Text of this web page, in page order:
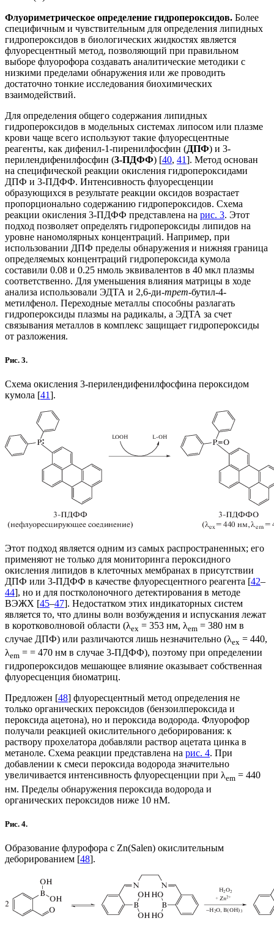
Флуориметрическое определение гидропероксидов. Более
специфичным и чувствительным для определения липидных
гидропероксидов в биологических жидкостях является
флуоресцентный метод, позволяющий при правильном
выборе флуорофора создавать аналитические методики с
низкими пределами обнаружения или же проводить
достаточно тонкие исследования биохимических
взаимодействий.
Для определения общего содержания липидных
гидропероксидов в модельных системах липосом или плазме
крови чаще всего используют такие флуоресцентные
реагенты, как дифенил-1-пиренилфосфин (ДПФ) и 3-
перилендифенилфосфин (3-ПДФФ) [40, 41]. Метод основан
на специфической реакции окисления гидропероксидами
ДПФ и 3-ПДФФ. Интенсивность флуоресценции
образующихся в результате реакции оксидов возрастает
пропорционально содержанию гидропероксидов. Схема
реакции окисления 3-ПДФФ представлена на рис. 3. Этот
подход позволяет определять гидропероксиды липидов на
уровне наномолярных концентраций. Например, при
использовании ДПФ пределы обнаружения и нижняя граница
определяемых концентраций гидропероксида кумола
составили 0.08 и 0.25 нмоль эквивалентов в 40 мкл плазмы
соответственно. Для уменьшения влияния матрицы в ходе
анализа использовали ЭДТА и 2,6-ди-трет-бутил-4-
метилфенол. Переходные металлы способны разлагать
гидропероксиды плазмы на радикалы, а ЭДТА за счет
связывания металлов в комплекс защищает гидропероксиды
от разложения.
Рис. 3.
Схема окисления 3-перилендифенилфосфина пероксидом
кумола [41].
Этот подход является одним из самых распространенных; его
применяют не только для мониторинга пероксидного
окисления липидов в клеточных мембранах в присутствии
ДПФ или 3-ПДФФ в качестве флуоресцентного реагента [42–
44], но и для постколоночного детектирования в методе
ВЭЖХ [45–47]. Недостатком этих индикаторных систем
является то, что длины волн возбуждения и испускания лежат
в коротковолновой области (λeх = 353 нм, λem = 380 нм в
случае ДПФ) или различаются лишь незначительно (λex = 440,
λem = = 470 нм в случае 3-ПДФФ), поэтому при определении
гидропероксидов мешающее влияние оказывает собственная
флуоресценция биоматриц.
Предложен [48] флуоресцентный метод определения не
только органических пероксидов (бензоилпероксида и
пероксида ацетона), но и пероксида водорода. Флуорофор
получали реакцией окислительного деборирования: к
раствору прохелатора добавляли раствор ацетата цинка в
метаноле. Схема реакции представлена на рис. 4. При
добавлении к смеси пероксида водорода значительно
увеличивается интенсивность флуоресценции при λem = 440
нм. Пределы обнаружения пероксида водорода и
органических пероксидов ниже 10 нМ.
Рис. 4.
Образование флурофора с Zn(Salen) окислительным
деборированием [48].